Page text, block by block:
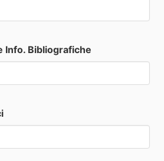
Info. Bibliografiche